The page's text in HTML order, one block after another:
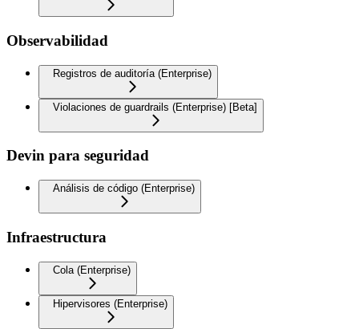
Observabilidad
Registros de auditoría (Enterprise)
Violaciones de guardrails (Enterprise) [Beta]
Devin para seguridad
Análisis de código (Enterprise)
Infraestructura
Cola (Enterprise)
Hipervisores (Enterprise)